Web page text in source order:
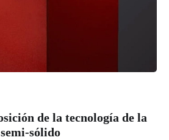
de la tecnología de la
sólido